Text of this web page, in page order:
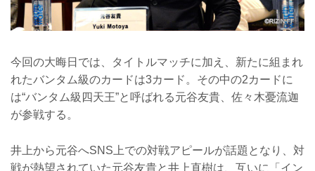
今回の大晦日では、タイトルマッチに加え、新たに組まれ
れたバンタム級のカードは3カード。その中の2カードに
は“バンタム級四天王”と呼ばれる元谷友貴、佐々木憂流迦
が参戦する。
井上から元谷へSNS上での対戦アピールが話題となり、対
戦が熱望されていた元谷友貴と井上直樹は、互いに「イン